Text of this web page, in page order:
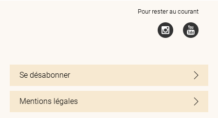
Pour rester au courant
Se désabonner
Mentions légales